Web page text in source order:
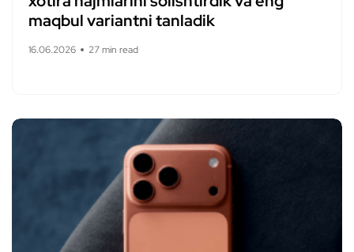
maqbul variantni tanladik
16.06.2026 27 min read